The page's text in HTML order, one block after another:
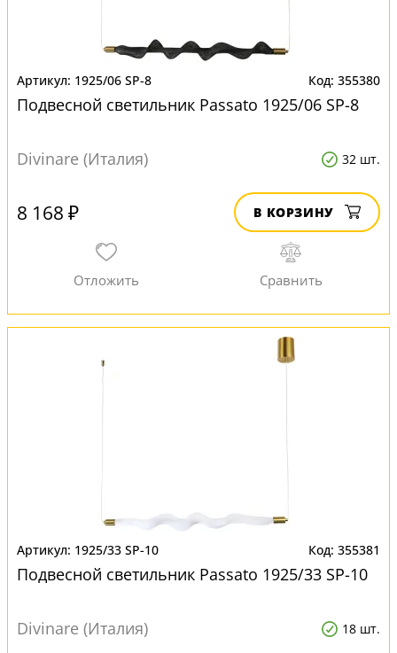
1925/06 SP-8 355380
Подвесной светильник Passato 1925/06 SP-8
Divinare (Италия) 32 шт.
8 168 ₽ В КОРЗИНУ
1925/33 SP-10 355381
Подвесной светильник Passato 1925/33 SP-10
Divinare (Италия) 18 шт.